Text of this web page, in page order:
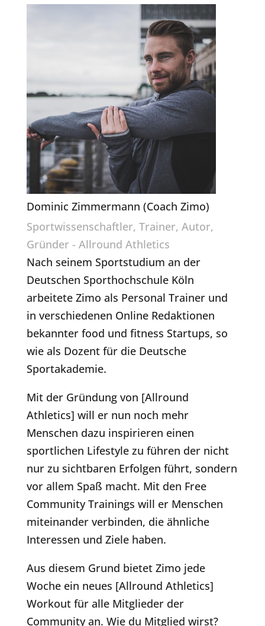
Dominic Zimmermann (Coach Zimo)
Sportwissenschaftler, Trainer, Autor,
Gründer - Allround Athletics
Nach seinem Sportstudium an der
Deutschen Sporthochschule Köln
arbeitete Zimo als Personal Trainer und
in verschiedenen Online Redaktionen
bekannter food und fitness Startups, so
wie als Dozent für die Deutsche
Sportakademie.
Mit der Gründung von [Allround
Athletics] will er nun noch mehr
Menschen dazu inspirieren einen
sportlichen Lifestyle zu führen der nicht
nur zu sichtbaren Erfolgen führt, sondern
vor allem Spaß macht. Mit den Free
Community Trainings will er Menschen
miteinander verbinden, die ähnliche
Interessen und Ziele haben.
Aus diesem Grund bietet Zimo jede
Woche ein neues [Allround Athletics]
Workout für alle Mitglieder der
Community an. Wie du Mitglied wirst?